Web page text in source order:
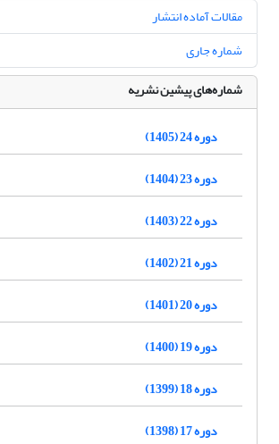
مقالات آماده انتشار
شماره جاری
شماره‌های پیشین نشریه
دوره 24 (1405)
دوره 23 (1404)
دوره 22 (1403)
دوره 21 (1402)
دوره 20 (1401)
دوره 19 (1400)
دوره 18 (1399)
دوره 17 (1398)